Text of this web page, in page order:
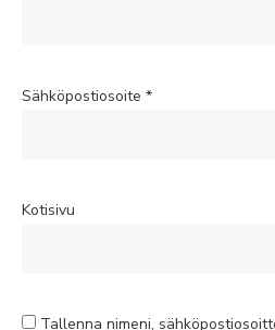
Sähköpostiosoite *
Kotisivu
Tallenna nimeni,